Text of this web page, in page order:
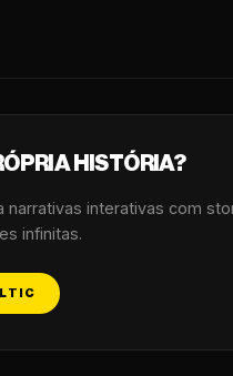
HISTÓRIA?
interativas com
infinitas.